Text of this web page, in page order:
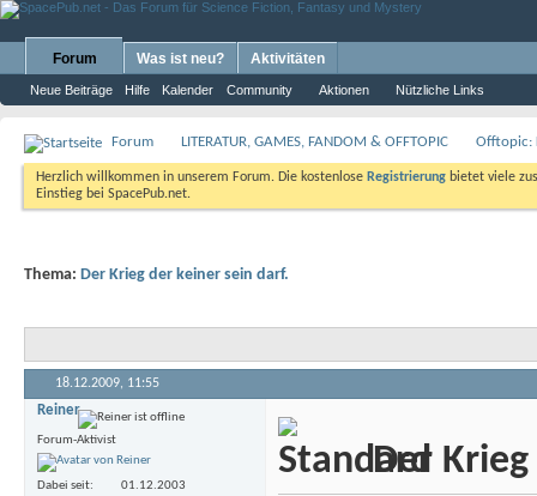
Forum
Neue Beiträge Hilfe Kalender Community Aktionen Nützliche Links
Was ist neu? Aktivitäten
Forum LITERATUR, GAMES, FANDOM & OFFTOPIC Offtopic:
Herzlich willkommen in unserem Forum. Die kostenlose Registrierung bietet viele
Einstieg bei SpacePub.net.
Thema: Der Krieg der keiner sein darf.
18.12.2009, 11:55
Reiner
Forum-Aktivist
Dabei seit
01.12.2003
Der Krieg